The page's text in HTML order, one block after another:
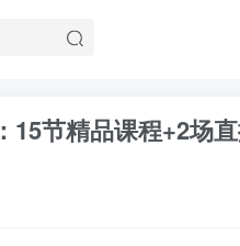
15节精品课程+2场